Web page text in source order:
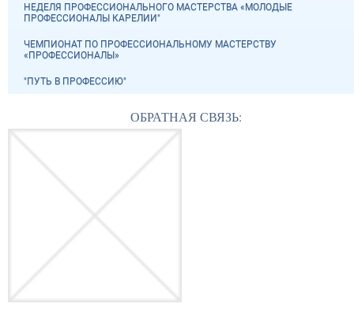
НЕДЕЛЯ ПРОФЕССИОНАЛЬНОГО МАСТЕРСТВА «МОЛОДЫЕ
ПРОФЕССИОНАЛЫ КАРЕЛИИ"
ЧЕМПИОНАТ ПО ПРОФЕССИОНАЛЬНОМУ МАСТЕРСТВУ
«ПРОФЕССИОНАЛЫ»
"ПУТЬ В ПРОФЕССИЮ"
ОБРАТНАЯ СВЯЗЬ: